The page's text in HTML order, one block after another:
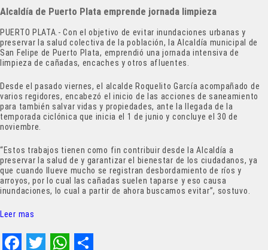
Alcaldía de Puerto Plata emprende jornada limpieza
PUERTO PLATA.- Con el objetivo de evitar inundaciones urbanas y
preservar la salud colectiva de la población, la Alcaldía municipal de
San Felipe de Puerto Plata, emprendió una jornada intensiva de
limpieza de cañadas, encaches y otros afluentes.
Desde el pasado viernes, el alcalde Roquelito García acompañado de
varios regidores, encabezó el inicio de las acciones de saneamiento
para también salvar vidas y propiedades, ante la llegada de la
temporada ciclónica que inicia el 1 de junio y concluye el 30 de
noviembre.
“Estos trabajos tienen como fin contribuir desde la Alcaldía a
preservar la salud de y garantizar el bienestar de los ciudadanos, ya
que cuando llueve mucho se registran desbordamiento de ríos y
arroyos, por lo cual las cañadas suelen taparse y eso causa
inundaciones, lo cual a partir de ahora buscamos evitar”, sostuvo.
Leer mas